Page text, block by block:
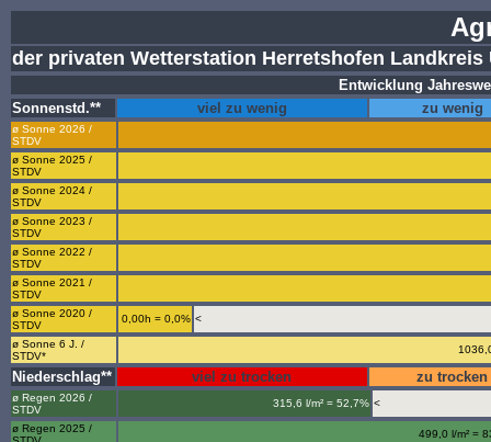
der privaten Wetterstation Herretshofen
Entwicklung
Sonnenstd.**
viel zu wenig zu wenig
ø Sonne 2026 /
STDV
ø Sonne 2025 /
STDV
ø Sonne 2024 /
STDV
ø Sonne 2023 /
STDV
ø Sonne 2022 /
STDV
ø Sonne 2021 /
STDV
ø Sonne 2020 /
STDV
0,00h = 0,0% <
ø Sonne 6 J. /
STDV*
Niederschlag** viel zu trocken zu trocken
ø Regen 2026 /
STDV
315,6 l/m² = 52,7% <
ø Regen 2025 /
499,0 l/m² =